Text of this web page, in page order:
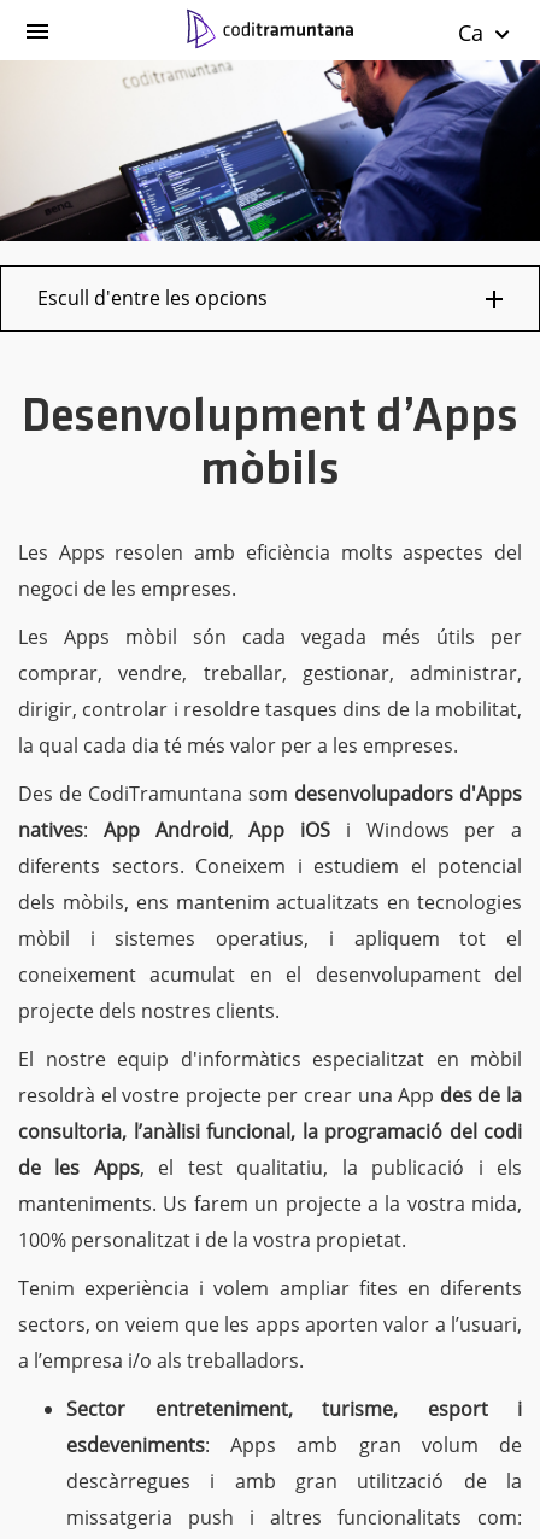
Ca
Escull d'entre les opcions
Desenvolupment d’Apps
mòbils
Les Apps resolen amb eficiència molts aspectes del
negoci de les empreses.
Les Apps mòbil són cada vegada més útils per
comprar, vendre, treballar, gestionar, administrar,
dirigir, controlar i resoldre tasques dins de la mobilitat,
la qual cada dia té més valor per a les empreses.
Des de CodiTramuntana som desenvolupadors d'Apps
natives: App Android, App iOS i Windows per a
diferents sectors. Coneixem i estudiem el potencial
dels mòbils, ens mantenim actualitzats en tecnologies
mòbil i sistemes operatius, i apliquem tot el
coneixement acumulat en el desenvolupament del
projecte dels nostres clients.
El nostre equip d'informàtics especialitzat en mòbil
resoldrà el vostre projecte per crear una App des de la
consultoria, l’anàlisi funcional, la programació del codi
de les Apps, el test qualitatiu, la publicació i els
manteniments. Us farem un projecte a la vostra mida,
100% personalitzat i de la vostra propietat.
Tenim experiència i volem ampliar fites en diferents
sectors, on veiem que les apps aporten valor a l’usuari,
a l’empresa i/o als treballadors.
Sector entreteniment, turisme, esport i
esdeveniments: Apps amb gran volum de
descàrregues i amb gran utilització de la
missatgeria push i altres funcionalitats com: